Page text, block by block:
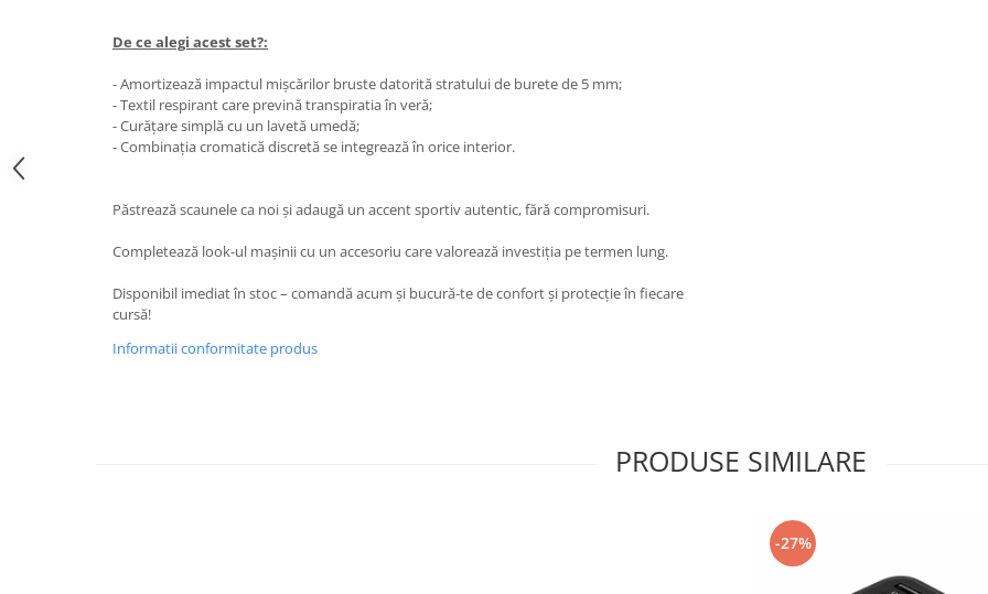
Piese Caroserie
Amortizoare Capota
Pompa Spalator Parbriz
Accesorii Camioane
Lampi si Proiectoare Camion
Marcaje si Echipamente de
De ce alegi acest set?:
- Amortizează impactul mișcărilor bruste datorită stratului de burete de 5 mm;
- Textil respirant care prevină transpiratia în veră;
- Curățare simplă cu un lavetă umedă;
- Combinația cromatică discretă se integrează în orice interior.
Păstrează scaunele ca noi și adaugă un accent sportiv autentic, fără compromisuri.
Completează look-ul mașinii cu un accesoriu care valorează investiția pe termen lung.
Disponibil imediat în stoc – comandă acum și bucură-te de confort și protecție în fiecare
cursă!
Informatii conformitate produs
PRODUSE SIMILARE
-27%